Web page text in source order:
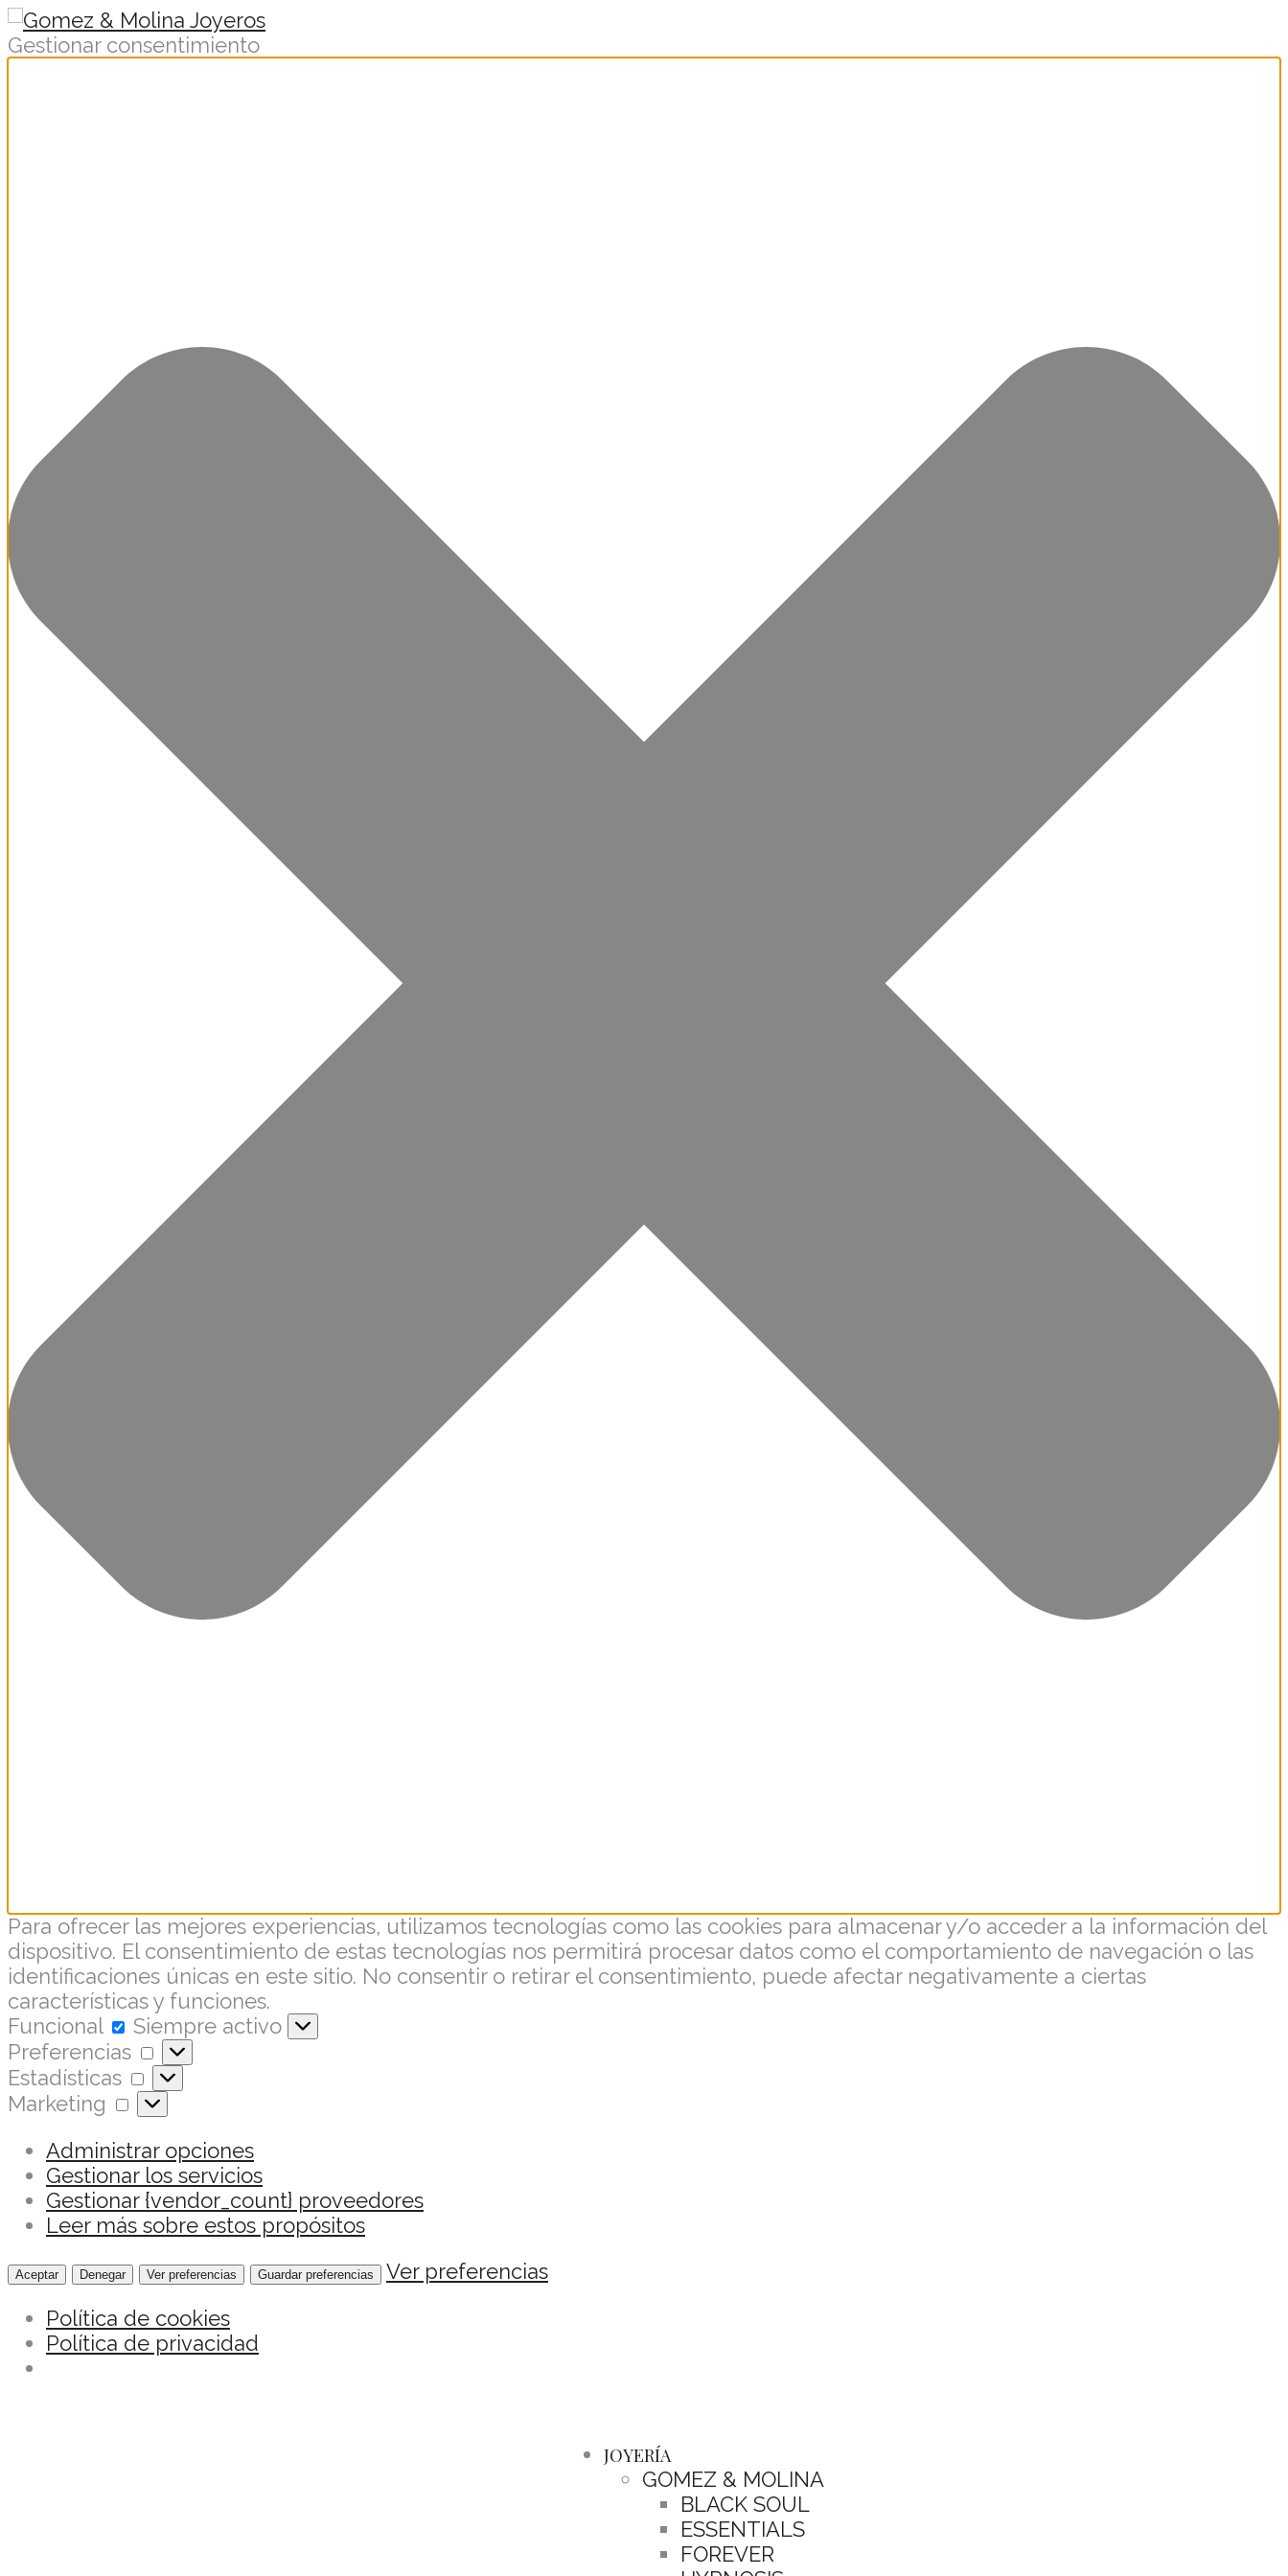
Gestionar consentimiento
Para ofrecer las mejores experiencias, utilizamos tecnologías como las cookies para almacenar y/o acceder a la información del
dispositivo. El consentimiento de estas tecnologías nos permitirá procesar datos como el comportamiento de navegación o las
identificaciones únicas en este sitio. No consentir o retirar el consentimiento, puede afectar negativamente a ciertas
características y funciones.
Funcional
Siempre activo
Preferencias
Estadísticas
Marketing
Administrar opciones
Gestionar los servicios
Gestionar {vendor_count} proveedores
Leer más sobre estos propósitos
Aceptar Denegar Ver preferencias Guardar preferencias
Ver preferencias
Política de cookies
Política de privacidad
JOYERÍA
GOMEZ & MOLINA
BLACK SOUL
ESSENTIALS
FOREVER